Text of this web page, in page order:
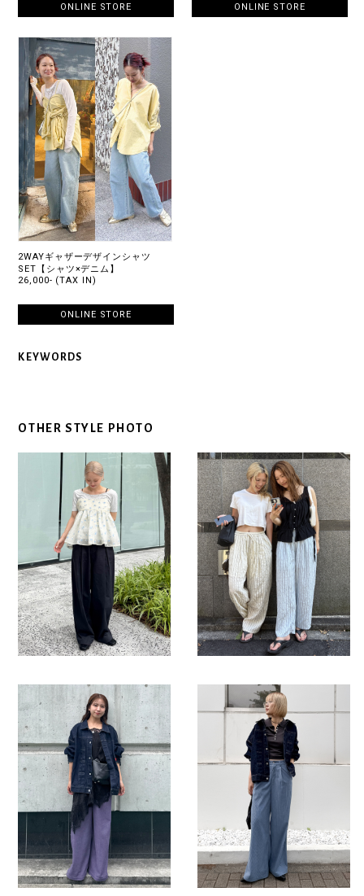
ONLINE STORE ONLINE STORE
2WAYギャザーデザインシャツ
SET【シャツ×デニム】
26,000- (TAX IN)
ONLINE STORE
KEYWORDS
OTHER STYLE PHOTO